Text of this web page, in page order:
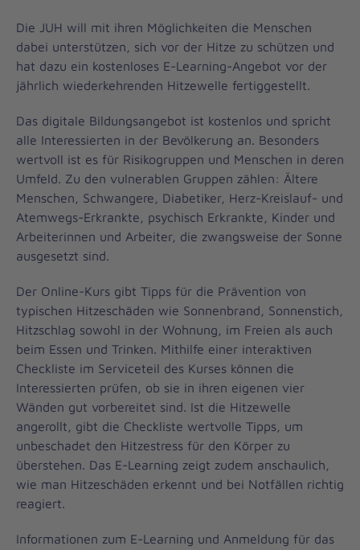
Die JUH will mit ihren Möglichkeiten die Menschen
dabei unterstützen, sich vor der Hitze zu schützen und
hat dazu ein kostenloses E-Learning-Angebot vor der
jährlich wiederkehrenden Hitzewelle fertiggestellt.
Das digitale Bildungsangebot ist kostenlos und spricht
alle Interessierten in der Bevölkerung an. Besonders
wertvoll ist es für Risikogruppen und Menschen in deren
Umfeld. Zu den vulnerablen Gruppen zählen: Ältere
Menschen, Schwangere, Diabetiker, Herz-Kreislauf- und
Atemwegs-Erkrankte, psychisch Erkrankte, Kinder und
Arbeiterinnen und Arbeiter, die zwangsweise der Sonne
ausgesetzt sind.
Der Online-Kurs gibt Tipps für die Prävention von
typischen Hitzeschäden wie Sonnenbrand, Sonnenstich,
Hitzschlag sowohl in der Wohnung, im Freien als auch
beim Essen und Trinken. Mithilfe einer interaktiven
Checkliste im Serviceteil des Kurses können die
Interessierten prüfen, ob sie in ihren eigenen vier
Wänden gut vorbereitet sind. Ist die Hitzewelle
angerollt, gibt die Checkliste wertvolle Tipps, um
unbeschadet den Hitzestress für den Körper zu
überstehen. Das E-Learning zeigt zudem anschaulich,
wie man Hitzeschäden erkennt und bei Notfällen richtig
reagiert.
Informationen zum E-Learning und Anmeldung für das